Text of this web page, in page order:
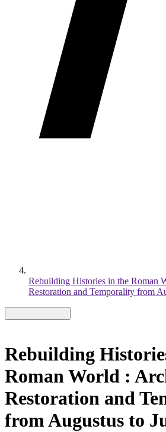
Rebuilding Histories in the Roman
Restoration and Temporality from
Rebuilding
Roman World :
Restoration and
from Augustus to